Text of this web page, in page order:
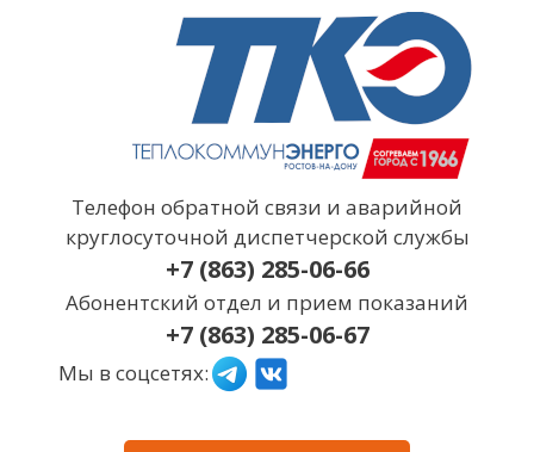
Телефон обратной связи и аварийной
круглосуточной диспетчерской службы
+7 (863) 285-06-66
Абонентский отдел и прием показаний
+7 (863) 285-06-67
Мы в соцсетях: